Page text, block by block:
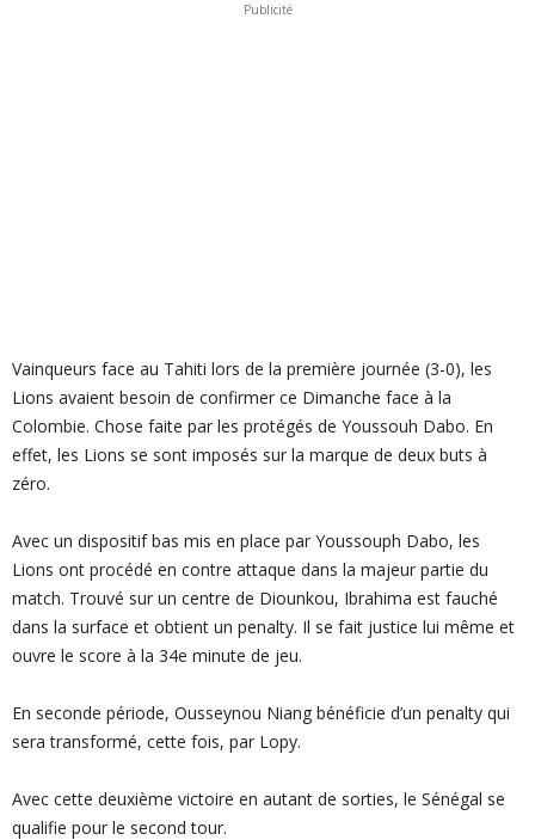
Publicité
Vainqueurs face au Tahiti lors de la première journée (3-0), les
Lions avaient besoin de confirmer ce Dimanche face à la
Colombie. Chose faite par les protégés de Youssouh Dabo. En
effet, les Lions se sont imposés sur la marque de deux buts à
zéro.
Avec un dispositif bas mis en place par Youssouph Dabo, les
Lions ont procédé en contre attaque dans la majeur partie du
match. Trouvé sur un centre de Diounkou, Ibrahima est fauché
dans la surface et obtient un penalty. Il se fait justice lui même et
ouvre le score à la 34e minute de jeu.
En seconde période, Ousseynou Niang bénéficie d’un penalty qui
sera transformé, cette fois, par Lopy.
Avec cette deuxième victoire en autant de sorties, le Sénégal se
qualifie pour le second tour.